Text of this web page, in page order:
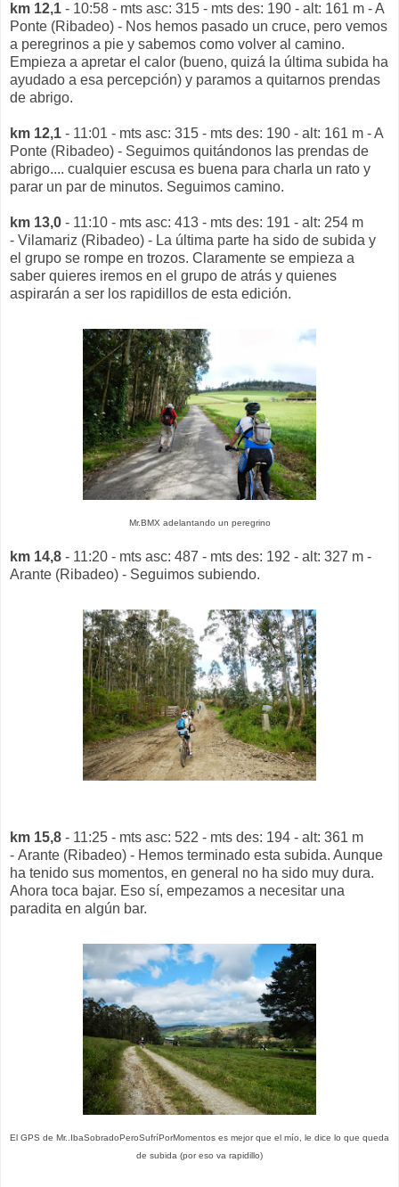
km 12,1 - 10:58 - mts asc: 315 - mts des: 190 - alt: 161 m - A
Ponte (Ribadeo) - Nos hemos pasado un cruce, pero vemos
a peregrinos a pie y sabemos como volver al camino.
Empieza a apretar el calor (bueno, quizá la última subida ha
ayudado a esa percepción) y paramos a quitarnos prendas
de abrigo.
km 12,1 - 11:01 - mts asc: 315 - mts des: 190 - alt: 161 m - A
Ponte (Ribadeo) - Seguimos quitándonos las prendas de
abrigo.... cualquier escusa es buena para charla un rato y
parar un par de minutos. Seguimos camino.
km 13,0 - 11:10 - mts asc: 413 - mts des: 191 - alt: 254 m
- Vilamariz (Ribadeo) - La última parte ha sido de subida y
el grupo se rompe en trozos. Claramente se empieza a
saber quieres iremos en el grupo de atrás y quienes
aspirarán a ser los rapidillos de esta edición.
Mr.BMX adelantando un peregrino
km 14,8 - 11:20 - mts asc: 487 - mts des: 192 - alt: 327 m -
Arante (Ribadeo) - Seguimos subiendo.
km 15,8 - 11:25 - mts asc: 522 - mts des: 194 - alt: 361 m
- Arante (Ribadeo) - Hemos terminado esta subida. Aunque
ha tenido sus momentos, en general no ha sido muy dura.
Ahora toca bajar. Eso sí, empezamos a necesitar una
paradita en algún bar.
El GPS de Mr..IbaSobradoPeroSufríPorMomentos es mejor que el mío, le dice lo que queda
de subida (por eso va rapidillo)